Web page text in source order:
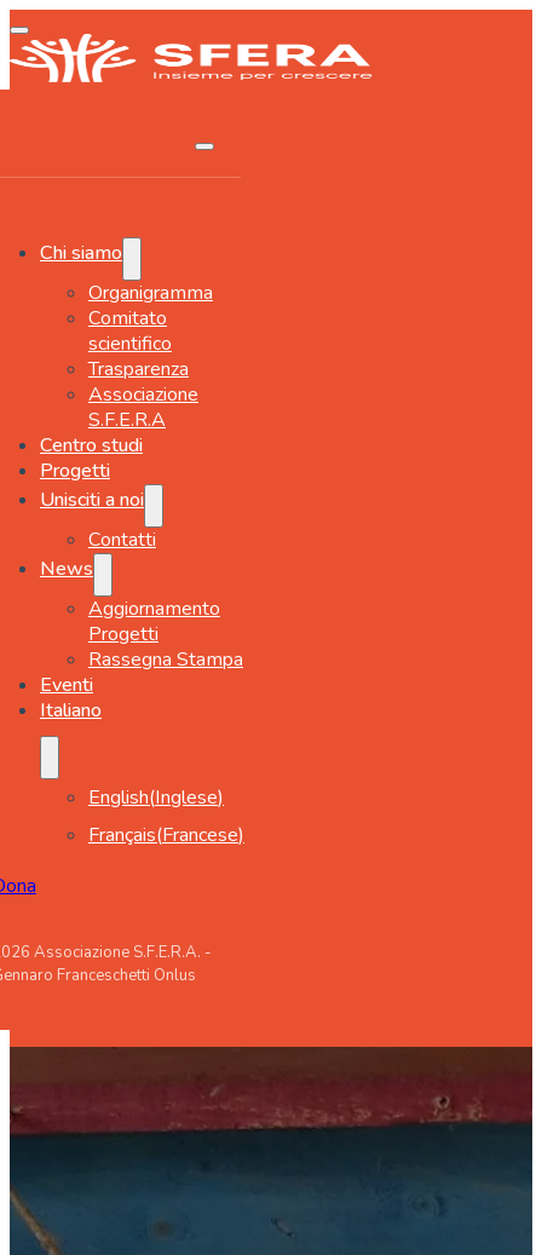
Chi siamo
Organigramma
Comitato
scientifico
Trasparenza
Associazione
S.F.E.R.A
Centro studi
Progetti
Unisciti a noi
Contatti
News
Aggiornamento
Progetti
Rassegna Stampa
Eventi
Italiano
English(Inglese)
Français(Francese)
Associazione S.F.E.R.A. -
Franceschetti Onlus